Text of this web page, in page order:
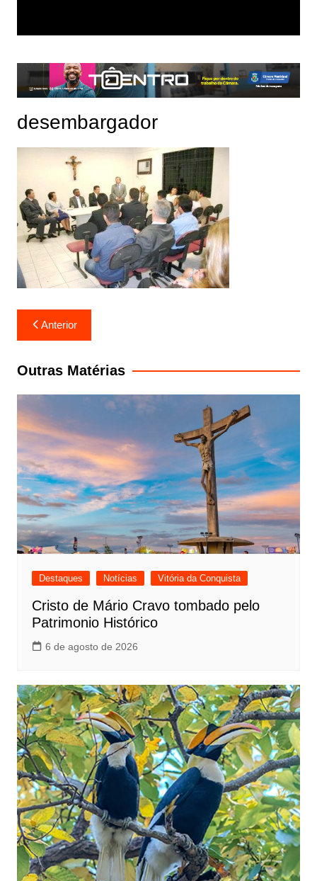
desembargador
Navegação
de
Post
Anterior
Outras Matérias
Destaques Notícias Vitória da Conquista
Cristo de Mário Cravo tombado pelo
Patrimonio Histórico
6 de agosto de 2026